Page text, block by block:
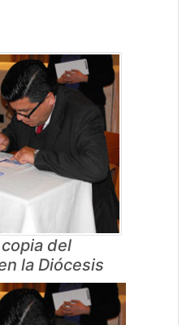
del
la Diócesis